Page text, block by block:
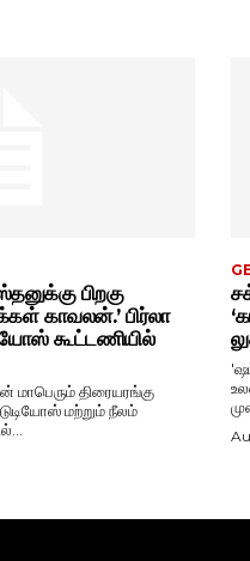
பிறகு
காவலன்.’ பிர்லா
கூட்டணியில்
திரையரங்கு
மற்றும் நீலம்